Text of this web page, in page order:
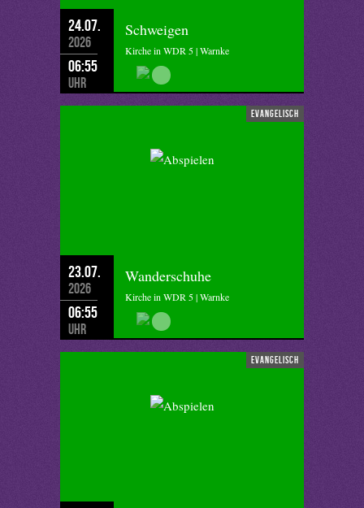
24.07.
2026
06:55
Uhr
Schweigen
Kirche in WDR 5 | Warnke
evangelisch
23.07.
2026
06:55
Uhr
Wanderschuhe
Kirche in WDR 5 | Warnke
evangelisch